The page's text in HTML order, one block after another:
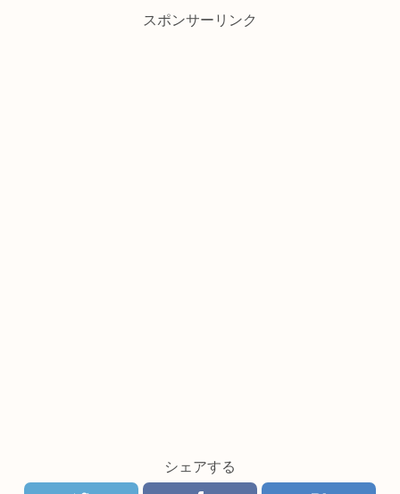
スポンサーリンク
シェアする